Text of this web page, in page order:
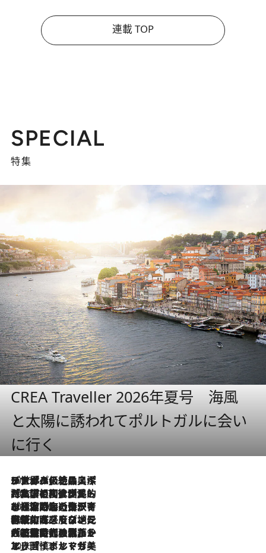
連載 TOP
SPECIAL
特集
CREA Traveller 2026年夏号 海風
と太陽に誘われてポルトガルに会い
に行く
2026.8.8
リスボンの絶品スイーツ「パステル・デ・ナタ」とは？ポルトガル伝統の奥深い世界へ
2026.7.27
「私の祖国はポルトガル語です」国民的詩人フェルナンド・ペソアと、彼が愛した文学の街を歩く
2026.7.26
ポルトガル近海が育む極上の海の幸。キリリと冷えた白ワインと愉しむ、シーフード専門店の贅沢
2026.7.22
伝統の味をモダンに昇華。高感度な地元客が集う、リスボンの最旬ガストロノミー
2026.7.21
大航海時代の栄華から、震災、独裁、そして革命へ。ポルトガル・首都リスボンの石畳に刻まれた「歴史の光と影」
2026.7.13
エッセイ・ヤマザキマリ「慎ましくも美しき国 ポルトガル」